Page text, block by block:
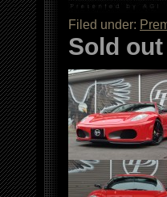
Filed under:
Sold out